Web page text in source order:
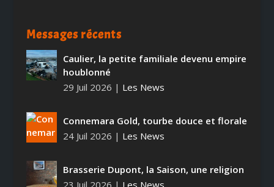
Messages récents
Caulier, la petite familiale devenu empire
houblonné
29 Juil 2026 | Les News
Connemara Gold, tourbe douce et florale
24 Juil 2026 | Les News
Brasserie Dupont, la Saison, une religion